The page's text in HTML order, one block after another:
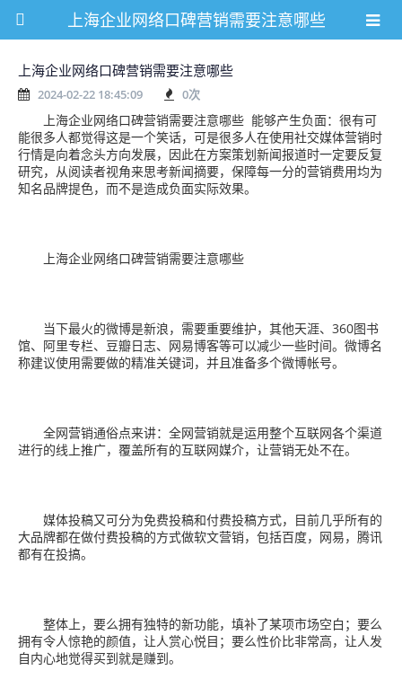
上海企业网络口碑营销需要注意哪些
上海企业网络口碑营销需要注意哪些
2024-02-22 18:45:09 0次
上海企业网络口碑营销需要注意哪些 能够产生负面：很有可
能很多人都觉得这是一个笑话，可是很多人在使用社交媒体营销时
行情是向着念头方向发展，因此在方案策划新闻报道时一定要反复
研究，从阅读者视角来思考新闻摘要，保障每一分的营销费用均为
知名品牌提色，而不是造成负面实际效果。
上海企业网络口碑营销需要注意哪些
当下最火的微博是新浪，需要重要维护，其他天涯、360图书
馆、阿里专栏、豆瓣日志、网易博客等可以减少一些时间。微博名
称建议使用需要做的精准关键词，并且准备多个微博帐号。
全网营销通俗点来讲：全网营销就是运用整个互联网各个渠道
进行的线上推广，覆盖所有的互联网媒介，让营销无处不在。
媒体投稿又可分为免费投稿和付费投稿方式，目前几乎所有的
大品牌都在做付费投稿的方式做软文营销，包括百度，网易，腾讯
都有在投搞。
整体上，要么拥有独特的新功能，填补了某项市场空白；要么
拥有令人惊艳的颜值，让人赏心悦目；要么性价比非常高，让人发
自内心地觉得买到就是赚到。